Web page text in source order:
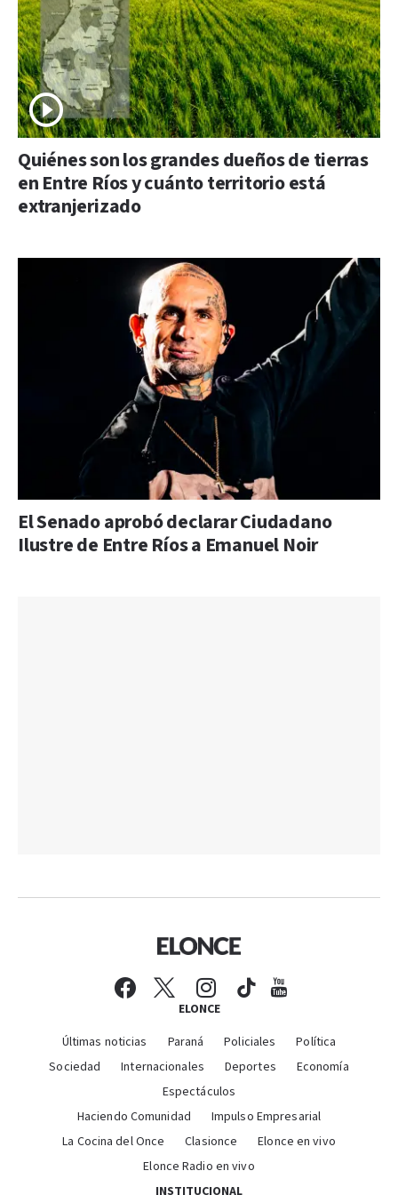
Quiénes son los grandes dueños de tierras
en Entre Ríos y cuánto territorio está
extranjerizado
El Senado aprobó declarar Ciudadano
Ilustre de Entre Ríos a Emanuel Noir
ELONCE
Últimas noticias Paraná Policiales
Política
Sociedad
Internacionales Deportes
Economía
Espectáculos
Haciendo Comunidad
Impulso Empresarial
La Cocina del Once
Clasionce
Elonce en vivo
Elonce Radio en vivo
INSTITUCIONAL